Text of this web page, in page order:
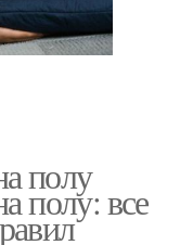
полу
полу: все